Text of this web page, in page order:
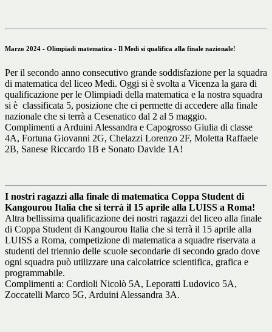
Marzo 2024 - Olimpiadi matematica - Il Medi si qualifica alla finale nazionale!
Per il secondo anno consecutivo grande soddisfazione per la squadra
di matematica del liceo Medi. Oggi si è svolta a Vicenza la gara di
qualificazione per le Olimpiadi della matematica e la nostra squadra
si è classificata 5, posizione che ci permette di accedere alla finale
nazionale che si terrà a Cesenatico dal 2 al 5 maggio.
Complimenti a Arduini Alessandra e Capogrosso Giulia di classe
4A, Fortuna Giovanni 2G, Chelazzi Lorenzo 2F, Moletta Raffaele
2B, Sanese Riccardo 1B e Sonato Davide 1A!
I nostri ragazzi alla finale di matematica Coppa Student di
Kangourou Italia che si terrà il 15 aprile alla LUISS a Roma!
Altra bellissima qualificazione dei nostri ragazzi del liceo alla finale
di Coppa Student di Kangourou Italia che si terrà il 15 aprile alla
LUISS a Roma, competizione di matematica a squadre riservata a
studenti del triennio delle scuole secondarie di secondo grado dove
ogni squadra può utilizzare una calcolatrice scientifica, grafica e
programmabile.
Complimenti a: Cordioli Nicolò 5A, Leporatti Ludovico 5A,
Zoccatelli Marco 5G, Arduini Alessandra 3A.